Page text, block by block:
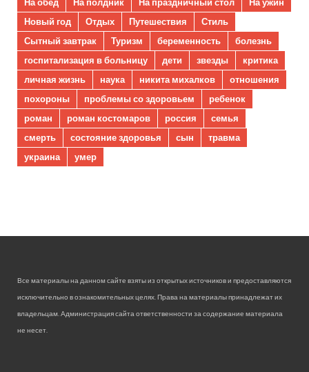
Новый год
Отдых Путешествия
Стиль
Сытный завтрак
Туризм беременность
болезнь
госпитализация в больницу
дети звезды
критика
личная жизнь
наука никита михалков
отношения
похороны
проблемы со здоровьем
ребенок
роман
роман костомаров россия
семья
смерть
состояние здоровья сын
травма
украина
умер
Все материалы на данном сайте взяты из открытых источников и предоставляются
исключительно в ознакомительных целях. Права на материалы принадлежат их
владельцам. Администрация сайта ответственности за содержание материала
не несет.